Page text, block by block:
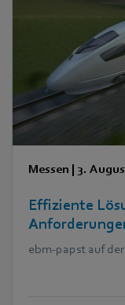
Messen | 3.
Effiziente
ebm‑papst auf